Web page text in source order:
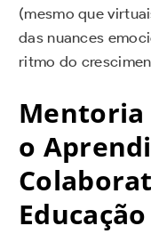
(mesmo que
das nuances
ritmo do
Mentoria
o
Educação